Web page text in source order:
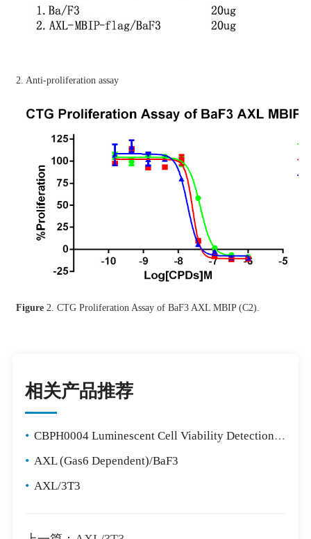
2. Anti-proliferation assay
Figure 2. CTG Proliferation Assay of BaF3 AXL MBIP (C2).
相关产品推荐
• CBPH0004 Luminescent Cell Viability Detection Kit
• AXL (Gas6 Dependent)/BaF3
• AXL/3T3